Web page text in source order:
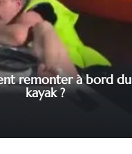
remonter à bord du
kayak ?